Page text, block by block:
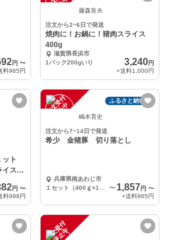
円 〜
料965円
藤森良夫
注文から2~6日で発送
焼肉に！お鍋に！猪肉スライス
400g
滋賀県長浜市
1パック200gいり
3,240円
+送料1,000円
ト
イス、
円 〜
料998円
注
文
受
付
停
止
中
ふるさと納税可
嶋本育史
注文から7~14日で発送
希少 金猪豚 切り落とし
兵庫県南あわじ市
〜 1,857円 〜
+送料965円
注
文
受
付
停
止
中